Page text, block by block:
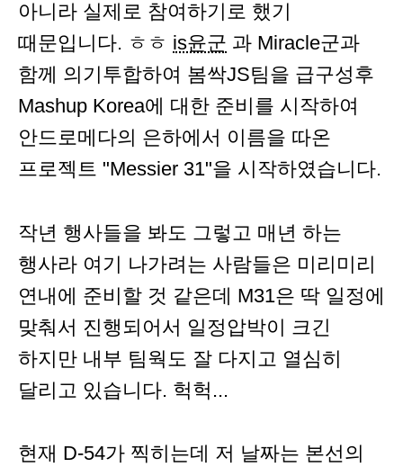
아니라 실제로 참여하기로 했기
때문입니다. ㅎㅎ is윤군 과 Miracle군과
함께 의기투합하여 봄싹JS팀을 급구성후
Mashup Korea에 대한 준비를 시작하여
안드로메다의 은하에서 이름을 따온
프로젝트 "Messier 31"을 시작하였습니다.
작년 행사들을 봐도 그렇고 매년 하는
행사라 여기 나가려는 사람들은 미리미리
연내에 준비할 것 같은데 M31은 딱 일정에
맞춰서 진행되어서 일정압박이 크긴
하지만 내부 팀웍도 잘 다지고 열심히
달리고 있습니다. 헉헉...
현재 D-54가 찍히는데 저 날짜는 본선의